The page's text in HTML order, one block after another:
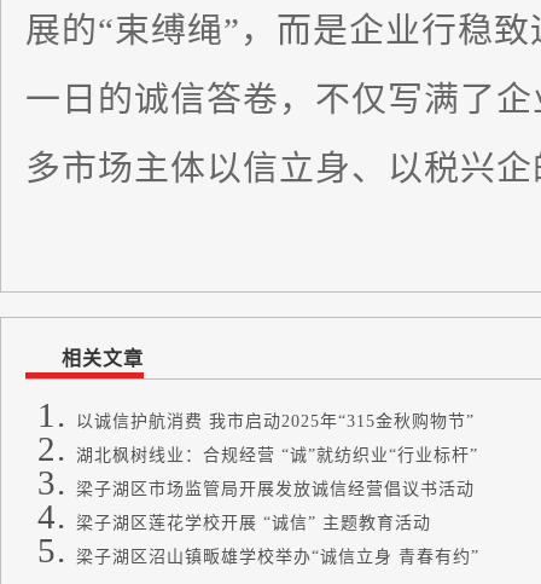
展的“束缚绳”，而是企业行稳
一日的诚信答卷，不仅写满了
多市场主体以信立身、以税兴
相关文章
以诚信护航消费 我市启动2025年“315金秋购物节”
湖北枫树线业：合规经营 “诚”就纺织业“行业标杆”
梁子湖区市场监管局开展发放诚信经营倡议书活动
梁子湖区莲花学校开展 “诚信” 主题教育活动
梁子湖区沼山镇畈雄学校举办“诚信立身 青春有约”